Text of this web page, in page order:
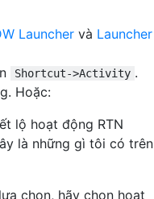
Launcher và Launcher
Shortcut->Activity .
Hoặc:
lộ hoạt động RTN
là những gì tôi có trên
chọn, hãy chọn hoạt